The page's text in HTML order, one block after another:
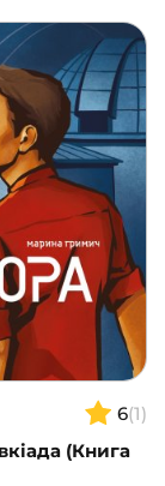
6(1)
(Книга